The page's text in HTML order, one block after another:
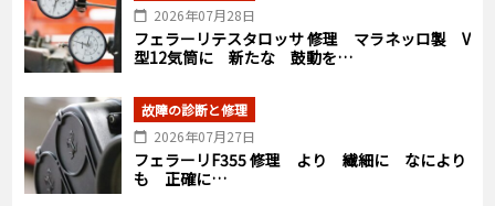
2026年07月28日
フェラーリテスタロッサ 修理 マラネッロ製 V
型12気筒に 新たな 鼓動を…
故障の診断と修理
2026年07月27日
フェラーリF355 修理 より 繊細に なにより
も 正確に…